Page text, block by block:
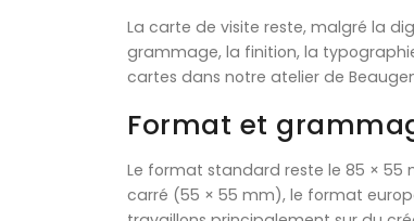
La carte de visite reste, malgré la
grammage, la finition, la
cartes dans notre atelier de
Format et
Le format standard reste le 85 ×
carré (55 × 55 mm), le format